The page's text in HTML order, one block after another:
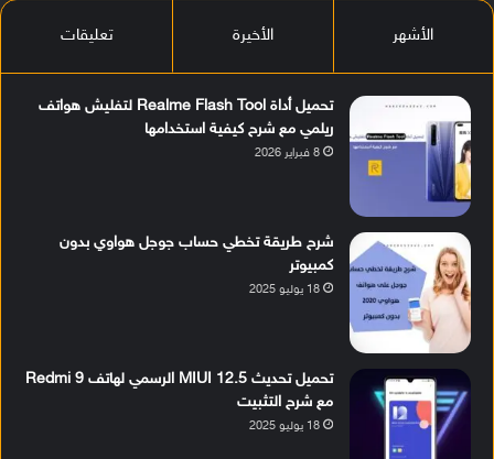
الأشهر الأخيرة تعليقات
تحميل أداة Realme Flash Tool لتفليش هواتف
ريلمي مع شرح كيفية استخدامها
8 فبراير 2026
شرح طريقة تخطي حساب جوجل هواوي بدون
كمبيوتر
18 يوليو 2025
تحميل تحديث MIUI 12.5 الرسمي لهاتف Redmi 9
مع شرح التثبيت
18 يوليو 2025